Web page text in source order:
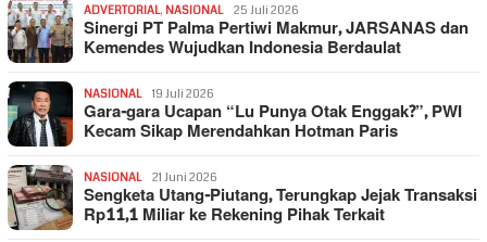
ADVERTORIAL, NASIONAL 25 Juli 2026
Sinergi PT Palma Pertiwi Makmur, JARSANAS dan
Kemendes Wujudkan Indonesia Berdaulat
NASIONAL 19 Juli 2026
Gara-gara Ucapan “Lu Punya Otak Enggak?”, PWI
Kecam Sikap Merendahkan Hotman Paris
NASIONAL 21 Juni 2026
Sengketa Utang-Piutang, Terungkap Jejak Transaksi
Rp11,1 Miliar ke Rekening Pihak Terkait